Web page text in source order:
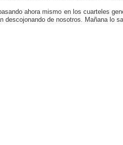
ahora mismo en los cuarteles
de nosotros. Mañana lo